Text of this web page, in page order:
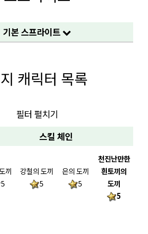
기본 스프라이트
캐릭터 목록
필터 펼치기
스킬 체인
끼
5
강철의 도끼
5
은의 도끼
5
천진난만한
흰토끼의
도끼
5